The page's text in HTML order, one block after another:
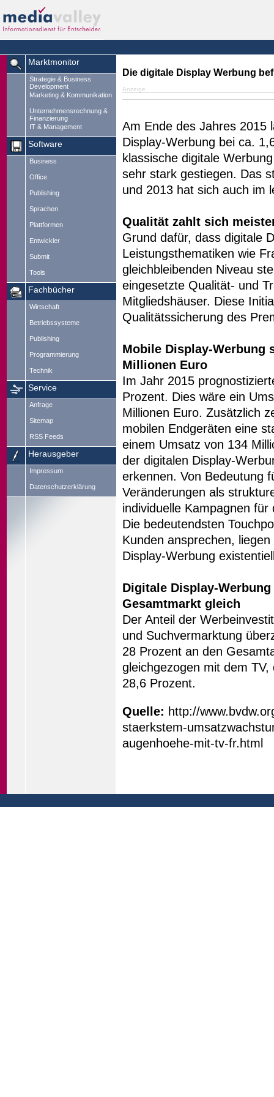
Marktmonitor
Strategie & Business
Development
Marketing & Kommunikation
Unternehmensrechnung &
Finanzierung
IT & Management
Software
Business
Office
Publishing
Sprachen
Plattformen
Entwickler
Submit
Tools
Fachbücher
Wirtschaft
Betriebssysteme
Publishing
Programmierung
Technik
Service
Anfrage
Sitemap
RSS Feeds
Herausgeber
Impressum
Datenschutzerklärung
Die digitale Display Werbung
Anzeige
Am Ende des Jahres 2015
Display-Werbung bei ca.
klassische digitale
sehr stark gestiegen. Das
und 2013 hat sich auch im
Qualität zahlt sich
Grund dafür, dass digitale
Leistungsthematiken wie
gleichbleibenden Niveau
eingesetzte Qualität- und
Mitgliedshäuser. Diese
Qualitätssicherung des
Mobile Display-Werbung
Millionen Euro
Im Jahr 2015
Prozent. Dies wäre ein
Millionen Euro. Zusätzlich
mobilen Endgeräten eine
einem Umsatz von 134
der digitalen Display-
erkennen. Von Bedeutung
Veränderungen als
individuelle Kampagnen
Die bedeutendsten
Kunden ansprechen,
Display-Werbung
Digitale Display-
Gesamtmarkt gleich
Der Anteil der
und Suchvermarktung
28 Prozent an den
gleichgezogen mit dem
28,6 Prozent.
Quelle: http://
staerkstem-
augenhoehe-mit-tv-fr.html